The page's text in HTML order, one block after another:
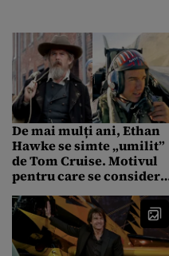
De mai mulți ani, Ethan
Hawke se simte „umilit”
de Tom Cruise. Motivul
pentru care se consideră
„Misiune: Imposibilă”